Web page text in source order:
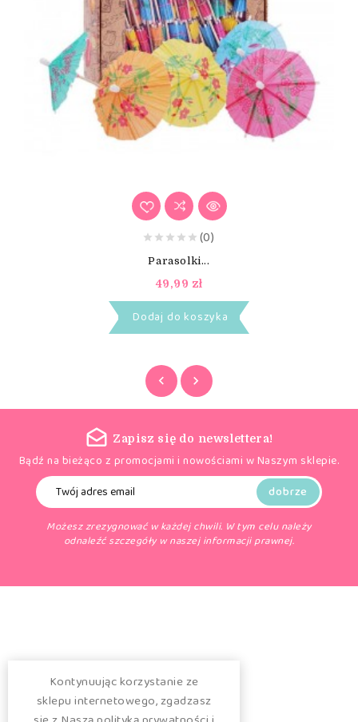
(0)
Parasolki...
49,99 zł
Dodaj do koszyka
Zapisz się do newslettera!
Bądź na bieżąco z promocjami i nowościami w Naszym sklepie.
Możesz zrezygnować w każdej chwili. W tym celu należy
odnaleźć szczegóły w naszej informacji prawnej.
Kontynuując korzystanie ze
sklepu internetowego, zgadzasz